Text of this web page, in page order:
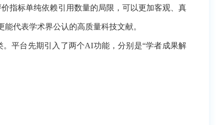
指标单纯依赖引用数量的局限，可以更加客观、真
代表学术界公认的高质量科技文献。
平台先期引入了两个AI功能，分别是“学者成果解